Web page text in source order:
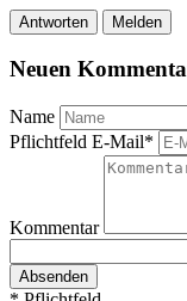
Antworten Melden
Neuen
Name
Pflichtfeld E-Mail*
Kommentar
Absenden